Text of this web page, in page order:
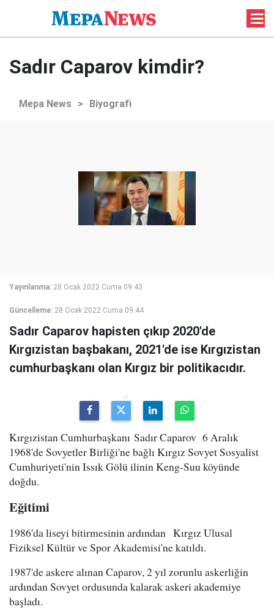
Sadır Caparov kimdir?
Mepa News > Biyografi
Yayınlanma: 28 Ocak 2022 Cuma 09:43
Güncelleme: 28 Ocak 2022 Cuma 09:44
Sadır Caparov hapisten çıkıp 2020'de
Kırgızistan başbakanı, 2021'de ise Kırgızistan
cumhurbaşkanı olan Kırgız bir politikacıdır.
Kırgızistan Cumhurbaşkanı Sadır Caparov 6 Aralık
1968'de Sovyetler Birliği'ne bağlı Kırgız Sovyet Sosyalist
Cumhuriyeti'nin Issık Gölü ilinin Keng-Suu köyünde
doğdu.
Eğitimi
1986'da liseyi bitirmesinin ardından Kırgız Ulusal
Fiziksel Kültür ve Spor Akademisi'ne katıldı.
1987'de askere alınan Caparov, 2 yıl zorunlu askerliğin
ardından Sovyet ordusunda kalarak askeri akademiye
başladı.